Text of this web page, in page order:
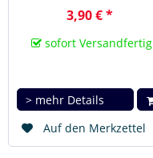
3,90 € *
sofort Versandfertig
> mehr Details
Auf den Merkzettel